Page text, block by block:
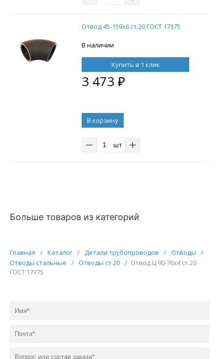
Отвод 45-159х6 ст.20 ГОСТ 17375
В наличии
Купить в 1 клик
3 473 ₽
В корзину
шт
Больше товаров из категорий
Главная / Каталог / Детали трубопроводов / Отводы
/
Отводы стальные
/ Отводы ст 20 / Отвод Ц 90-76х4 ст.20
ГОСТ 17375